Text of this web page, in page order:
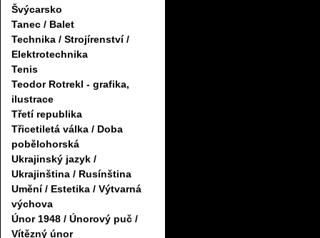
Švýcarsko
Tanec / Balet
Technika / Strojírenství /
Elektrotechnika
Tenis
Teodor Rotrekl - grafika,
ilustrace
Třetí republika
Třicetiletá válka / Doba
pobělohorská
Ukrajinský jazyk /
Ukrajinština / Rusínština
Umění / Estetika / Výtvarná
výchova
Únor 1948 / Únorový puč /
Vítězný únor